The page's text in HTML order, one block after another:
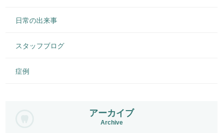
日常の出来事
スタッフブログ
症例
アーカイブ
Archive